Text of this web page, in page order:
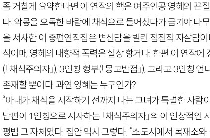
좀 거칠게 요약한다면 이 연작의 핵은 여주인공 영혜의 끈
다. 악몽을 오독한 바람에 채식으로 들어섰다가 급기야 나
을 서사한 이 중편연작집은 변신담을 빌린 점진적 자살담
식이매, 영혜의 내향적 폭력은 실상 항거다. 한편 이 연작에
(「채식주의자」), 3인칭 형부(「몽고반점」), 그리고3인칭 언니
존재할 뿐이다. 과연 영혜는 누구인가?
“아내가 채식을 시작하기 전까지 나는 그녀가 특별한 사람
남편이 1인칭으로 서사하는 「채식주의자」의 이 인상적
평범 그 자체였다. 집안 역시 그렇다. “소도시에서 목재소